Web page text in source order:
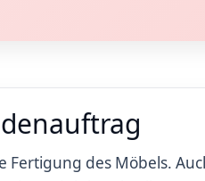
des Möbels.